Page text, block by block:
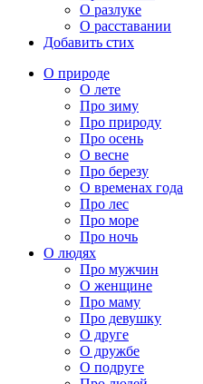
О разлуке
О расставании
Добавить стих
О природе
О лете
Про зиму
Про природу
Про осень
О весне
Про березу
О временах года
Про лес
Про море
Про ночь
О людях
Про мужчин
О женщине
Про маму
Про девушку
О друге
О дружбе
О подруге